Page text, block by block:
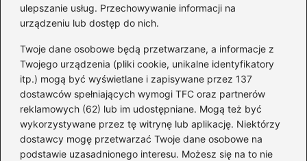
ulepszanie usług. Przechowywanie informacji na
urządzeniu lub dostęp do nich.
Twoje dane osobowe będą przetwarzane, a informacje z
Twojego urządzenia (pliki cookie, unikalne identyfikatory
itp.) mogą być wyświetlane i zapisywane przez 137
dostawców spełniających wymogi TFC oraz partnerów
reklamowych (62) lub im udostępniane. Mogą też być
wykorzystywane przez tę witrynę lub aplikację. Niektórzy
dostawcy mogę przetwarzać Twoje dane osobowe na
podstawie uzasadnionego interesu. Możesz się na to nie
podejmowania świadomych decyzji oraz
opracowywania przemyślanej strategii
inwestycyjnej.
Opracuj plan inwestycyjny: Tworzenie
planu inwestycyjnego stanowi kluczowy
krok w procesie inwestycyjnym. W planie
określ swoje cele finansowe, horyzont
czasowy inwestycji oraz akceptowalny